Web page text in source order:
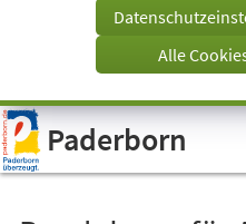
Visuelle
Assistenzsoftware
öffnen.
Tab)
Alle
Paderborn